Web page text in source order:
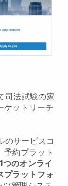
法試験の家
ケットリーチ
のサービスコ
予約プラット
つのオンライ
プラットフォ